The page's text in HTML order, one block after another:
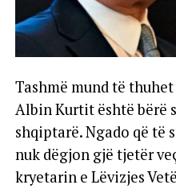
Tashmë mund të
Albin Kurtit është bërë
shqiptarë. Ngado që të
nuk dëgjon gjë tjetër
kryetarin e Lëvizjes